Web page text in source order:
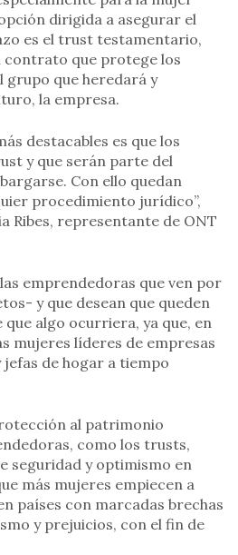
dirigida a asegurar el
es el trust testamentario,
contrato que protege los
grupo que heredará y
la empresa.
destacables es que los
y que serán parte del
Con ello quedan
procedimiento jurídico”,
Ribes, representante de ONT
emprendedoras que ven por
y que desean que queden
algo ocurriera, ya que, en
mujeres líderes de empresas
de hogar a tiempo
al patrimonio
como los trusts,
seguridad y optimismo en
más mujeres empiecen a
países con marcadas brechas
y prejuicios, con el fin de